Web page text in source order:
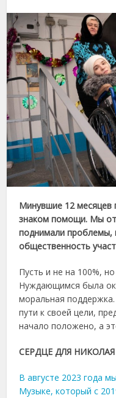
Минувшие 12 месяцев
знаком помощи. Мы
поднимали проблемы,
общественность
Пусть и не на 100%,
Нуждающимся была
моральная
пути к своей цели,
начало положено, а
СЕРДЦЕ ДЛЯ НИКОЛАЯ
В августе 2023 года
Музыке, который с